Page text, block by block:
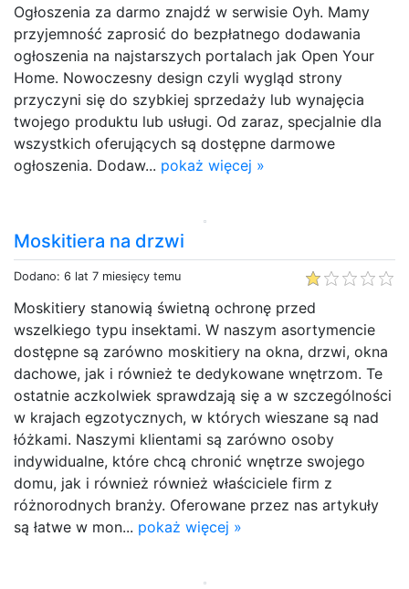
Ogłoszenia za darmo znajdź w serwisie Oyh. Mamy
przyjemność zaprosić do bezpłatnego dodawania
ogłoszenia na najstarszych portalach jak Open Your
Home. Nowoczesny design czyli wygląd strony
przyczyni się do szybkiej sprzedaży lub wynajęcia
twojego produktu lub usługi. Od zaraz, specjalnie dla
wszystkich oferujących są dostępne darmowe
ogłoszenia. Dodaw... pokaż więcej »
Moskitiera na drzwi
Dodano: 6 lat 7 miesięcy temu
Moskitiery stanowią świetną ochronę przed
wszelkiego typu insektami. W naszym asortymencie
dostępne są zarówno moskitiery na okna, drzwi, okna
dachowe, jak i również te dedykowane wnętrzom. Te
ostatnie aczkolwiek sprawdzają się a w szczególności
w krajach egzotycznych, w których wieszane są nad
łóżkami. Naszymi klientami są zarówno osoby
indywidualne, które chcą chronić wnętrze swojego
domu, jak i również również właściciele firm z
różnorodnych branży. Oferowane przez nas artykuły
są łatwe w mon... pokaż więcej »